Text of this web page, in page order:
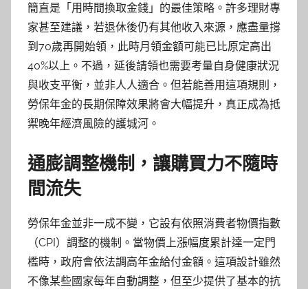
簡直是「用時間換取金錢」的最佳策略。許多理財專
家甚至建議，若退休後仍有其他收入來源，應盡量撐
到70歲再開始領，此時月領金額可能已比原定高出
40%以上。不過，延後請領也需要考量自身健康狀況
與收支平衡，並非人人適合。但若能善用這項規則，
勞保年金的長期保障效果將會大幅提升，真正成為抵
禦晚年經濟風險的護城河。
通膨調整機制，讓購買力不隨時
間流失
勞保年金並非一成不變，它設有依照消費者物價指數
（CPI）調整的機制。當物價上漲幅度累計達一定門
檻時，政府會依法調高年金給付金額。這項設計雖然
不像某些國家每年自動調整，但至少提供了基本的抗